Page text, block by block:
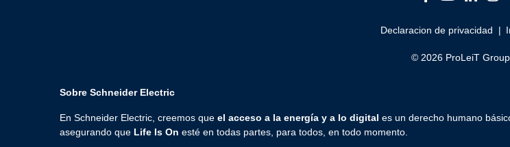
Declaracion de privacidad
© 2026 ProLeiT Group
Sobre Schneider Electric
En Schneider Electric, creemos que el acceso a la energía y a lo digital es un derecho humano
asegurando que Life Is On esté en todas partes, para todos, en todo momento.